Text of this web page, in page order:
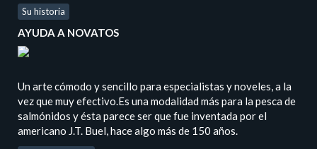
Su historia
AYUDA A NOVATOS
Un arte cómodo y sencillo para especialistas y noveles, a la
vez que muy efectivo.Es una modalidad más para la pesca de
salmónidos y ésta parece ser que fue inventada por el
americano J.T. Buel, hace algo más de 150 años.